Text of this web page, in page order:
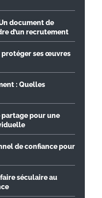
document de
d’un recrutement
protéger ses œuvres
: Quelles
partage pour une
de confiance pour
séculaire au